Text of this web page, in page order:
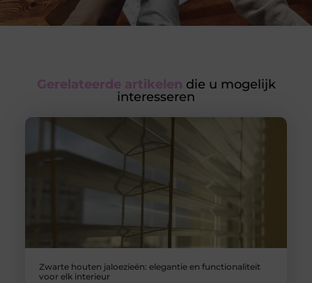
Gerelateerde artikelen die u mogelijk
interesseren
Zwarte houten jaloezieën: elegantie en functionaliteit
voor elk interieur